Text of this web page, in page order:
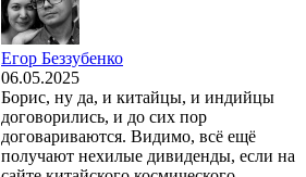
Егор Беззубенко
06.05.2025
Борис, ну да, и китайцы, и индийцы
договорились, и до сих пор
договариваются. Видимо, всё ещё
получают нехилые дивиденды, если на